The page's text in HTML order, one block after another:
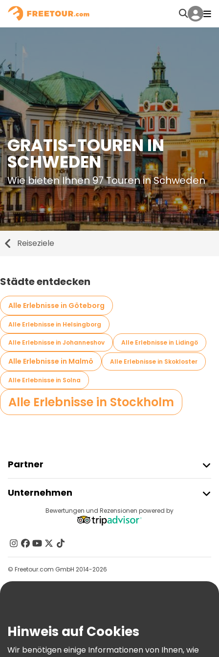
GRATIS-TOUREN IN
SCHWEDEN
Wie bieten Ihnen 97 Touren in Schweden
Reiseziele
Städte entdecken
Alle Erlebnisse in Göteborg
Alle Erlebnisse in Helsingborg
Alle Erlebnisse in Johanneshov Alle Erlebnisse in Lidingö
Alle Erlebnisse in Malmö Alle Erlebnisse in Skokloster
Alle Erlebnisse in Solna
Alle Erlebnisse in Stockholm
Partner
Anbieter-Anmeldung
Affiliate-Programm
Unternehmen
Reiseziele
Kontakt
Gruppen
Hilfe
AGB Und Rechtliches
Cookie-Richtlinie
Bewertungen und Rezensionen powered by
© Freetour.com GmbH 2014-2026
Hinweis auf Cookies
Wir benötigen einige Informationen von Ihnen, wie